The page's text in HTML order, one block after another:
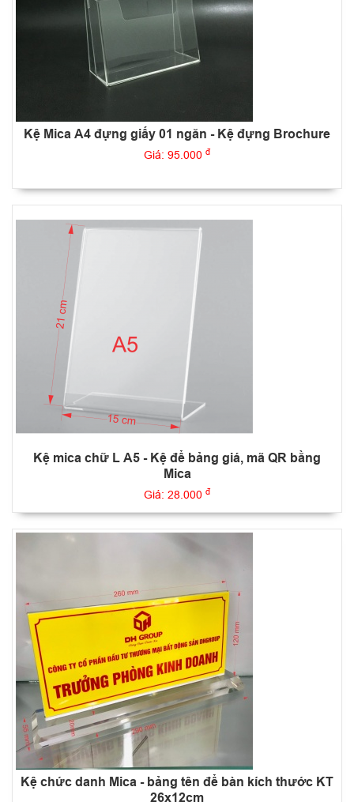
Kệ Mica A4 đựng giấy 01 ngăn - Kệ đựng Brochure
Giá: 95.000 đ
Kệ mica chữ L A5 - Kệ để bảng giá, mã QR bằng
Mica
Giá: 28.000 đ
Kệ chức danh Mica - bảng tên để bàn kích thước KT
26x12cm